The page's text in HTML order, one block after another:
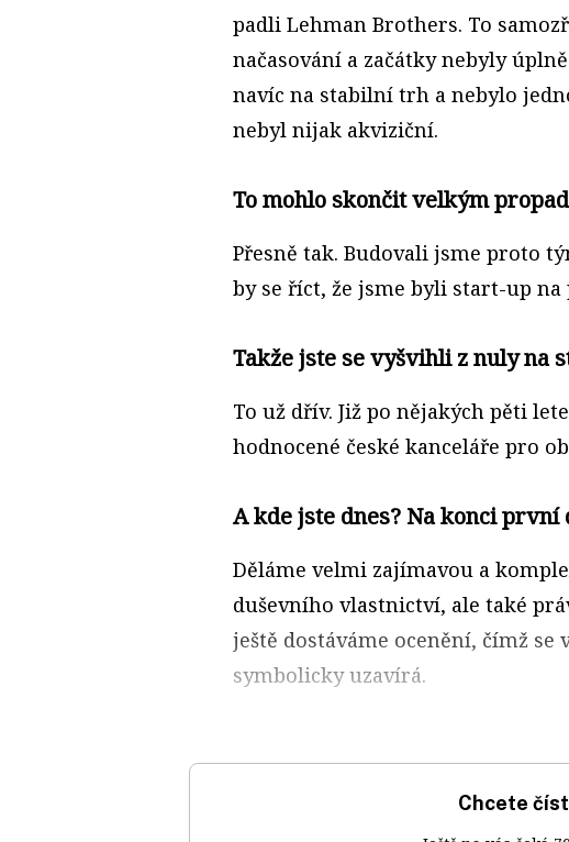
padli Lehman Brothers. To
načasování a začátky nebyly
navíc na stabilní trh a nebylo
nebyl nijak akviziční.
To mohlo skončit velkým
Přesně tak. Budovali jsme proto
by se říct, že jsme byli start-up
Takže jste se vyšvihli z nuly na
To už dřív. Již po nějakých pěti
hodnocené české kanceláře pro
A kde jste dnes? Na konci
Děláme velmi zajímavou a
duševního vlastnictví, ale také
ještě dostáváme ocenění, čímž se
symbolicky uzavírá.
Chcete